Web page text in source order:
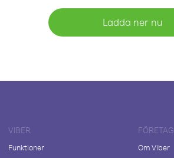
Ladda ner nu
VIBER
Funktioner
FÖRETAG
Om Viber